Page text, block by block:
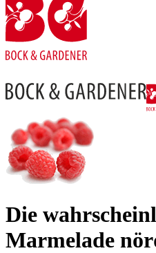
Die
Marmelade